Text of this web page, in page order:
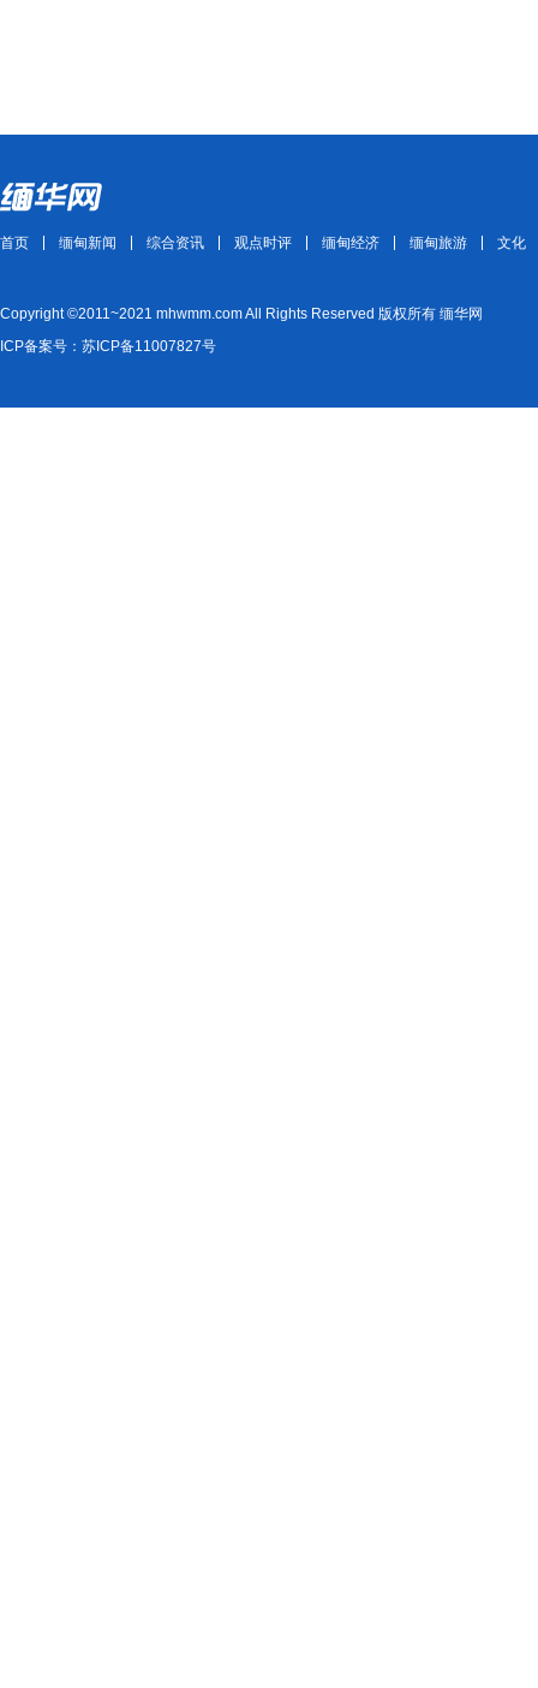
首页 缅甸新闻 综合资讯 观点时评 缅甸经济 缅甸旅游 文化
Copyright ©2011~2021 mhwmm.com All Rights Reserved 版权所有 缅华网
ICP备案号：苏ICP备11007827号